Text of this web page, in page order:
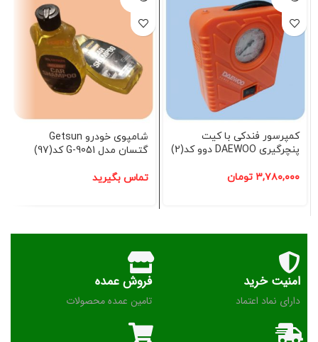
شده
کمپرسور فندکی با کیت
پنچرگیری DAEWOO دوو کد(2)
۳,۷۸۰,۰۰۰ تومان
شده
شامپوی خودرو Getsun
گتسان مدل G-9051 کد(97)
تماس بگیرید
امنیت خرید
دارای نماد اعتماد
فروش عمده
تامین عمده محصولات